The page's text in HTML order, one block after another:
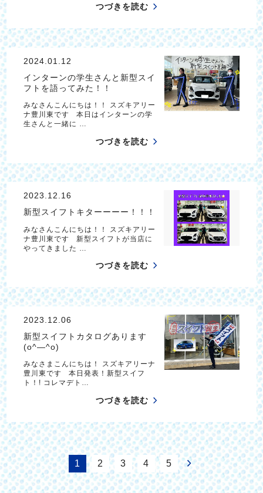
つづきを読む
2024.01.12
インターンの学生さんと新型スイ
フトを語ってみた！！
みなさんこんにちは！！ スズキアリー
ナ豊川東です 本日はインターンの学
生さんと一緒に …
つづきを読む
2023.12.16
新型スイフトキターーーー！！！
みなさんこんにちは！！ スズキアリー
ナ豊川東です 新型スイフトが当店に
やってきました …
つづきを読む
2023.12.06
新型スイフトカタログあります
(o^―^o)
みなさまこんにちは！ スズキアリーナ
豊川東です 本日発表！新型スイフ
ト！! コレマデト…
つづきを読む
1 2 3 4 5